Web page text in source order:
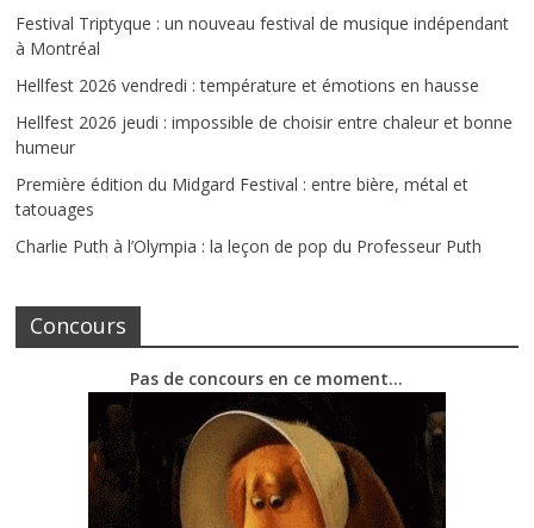
Festival Triptyque : un nouveau festival de musique indépendant
à Montréal
Hellfest 2026 vendredi : température et émotions en hausse
Hellfest 2026 jeudi : impossible de choisir entre chaleur et bonne
humeur
Première édition du Midgard Festival : entre bière, métal et
tatouages
Charlie Puth à l’Olympia : la leçon de pop du Professeur Puth
Concours
Pas de concours en ce moment…